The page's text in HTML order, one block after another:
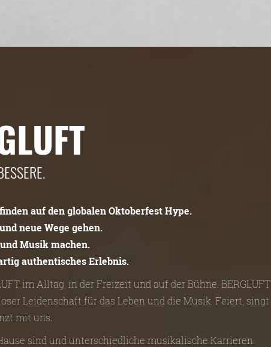
auf den globalen Oktoberfest Hype.
neue Wege gehen.
Musik machen.
authentisches Erlebnis.
im Alltag, in der Freizeit und auf der Bühne. BERGLUFT
Leidenschaft für das Leben und die Musik. Feiert, singt
mit uns.
sind und unterschiedliche musikalische Karrieren